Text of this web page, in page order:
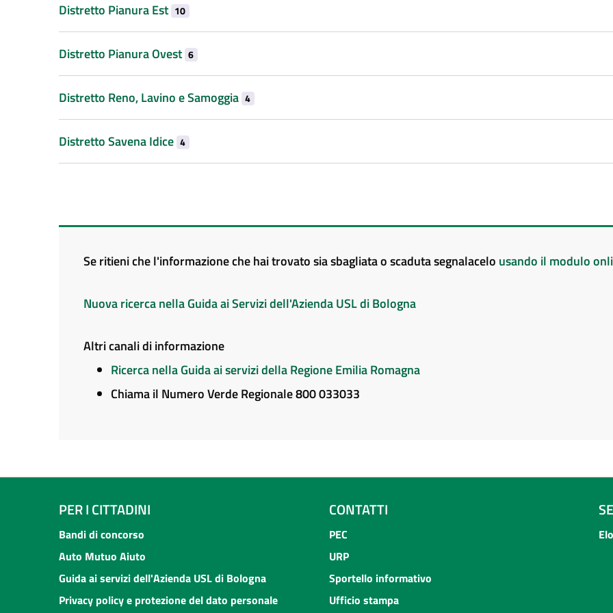
Distretto Pianura Est 10
Distretto Pianura Ovest 6
Distretto Reno, Lavino e Samoggia 4
Distretto Savena Idice 4
Se ritieni che l'informazione che hai trovato sia sbagliata o scaduta segnalacelo usando il modulo
Nuova ricerca nella Guida ai Servizi dell'Azienda USL di Bologna
Altri canali di informazione
Ricerca nella Guida ai servizi della Regione Emilia Romagna
Chiama il Numero Verde Regionale 800 033033
PER I CITTADINI
Bandi di concorso
Auto Mutuo Aiuto
Guida ai servizi dell'Azienda USL di Bologna
Privacy policy e protezione del dato personale
CONTATTI
PEC
URP
Sportello informativo
Ufficio stampa